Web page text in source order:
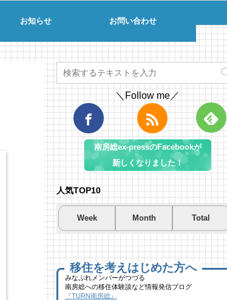
お知らせ お問い合わせ
＼Follow me／
南房総ex-pressのFacebookが
新しくなりました！
人気TOP10
Week Month Total
夏を先取り！プールに行こう！
南房総市千倉B&G海洋センター
61 views|byTsuno
【コラボ】ジビエも揃う、鮮度
抜群の南房総おさかなセンター
夏を先取り！プールに行こう！
南房総市千倉B&G海洋センター
197 views|byTsuno
ブルーベリー狩りに行ってき
た！「コロコロ農園 庄兵衛」
海遊び＆キャンプするならコ
コ！南房総のおすすめキャンプ
場まとめ【2】
40,693 views
| by
似顔絵ケーキに感動！館山のケ
移住を考えはじめた方へ
みなぷれメンバーがつづる
南房総への移住体験談など情報発信ブログ
『TURN南房総』